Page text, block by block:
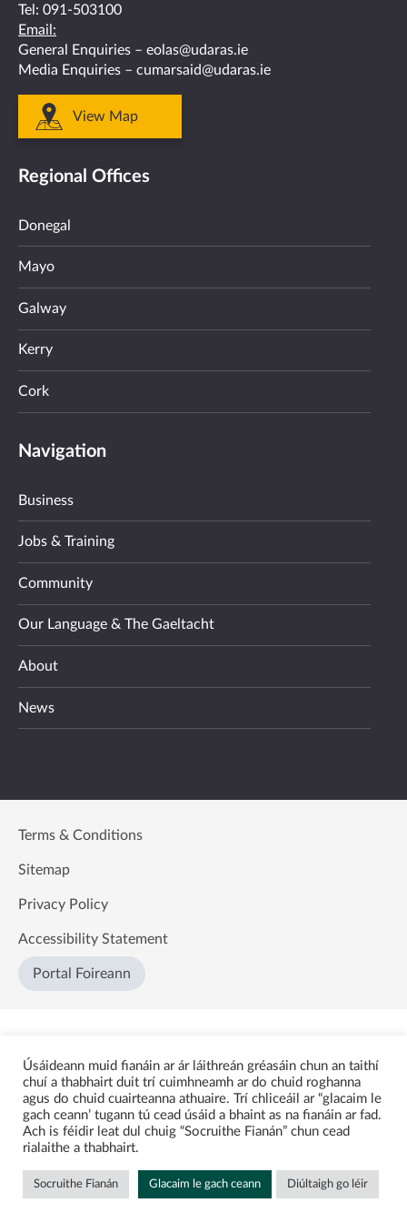
Tel: 091-503100
Email:
General Enquiries – eolas@udaras.ie
Media Enquiries – cumarsaid@udaras.ie
View Map
Regional Offices
Donegal
Mayo
Galway
Kerry
Cork
Navigation
Business
Jobs & Training
Community
Our Language & The Gaeltacht
About
News
Terms & Conditions
Sitemap
Privacy Policy
Accessibility Statement
Portal Foireann
Úsáideann muid fianáin ar ár láithreán gréasáin chun an taithí
chuí a thabhairt duit trí cuimhneamh ar do chuid roghanna
agus do chuid cuairteanna athuaire. Trí chliceáil ar “glacaim le
gach ceann’ tugann tú cead úsáid a bhaint as na fianáin ar fad.
Ach is féidir leat dul chuig “Socruithe Fianán” chun cead
rialaithe a thabhairt.
Socruithe Fianán Glacaim le gach ceann Diúltaigh go léir